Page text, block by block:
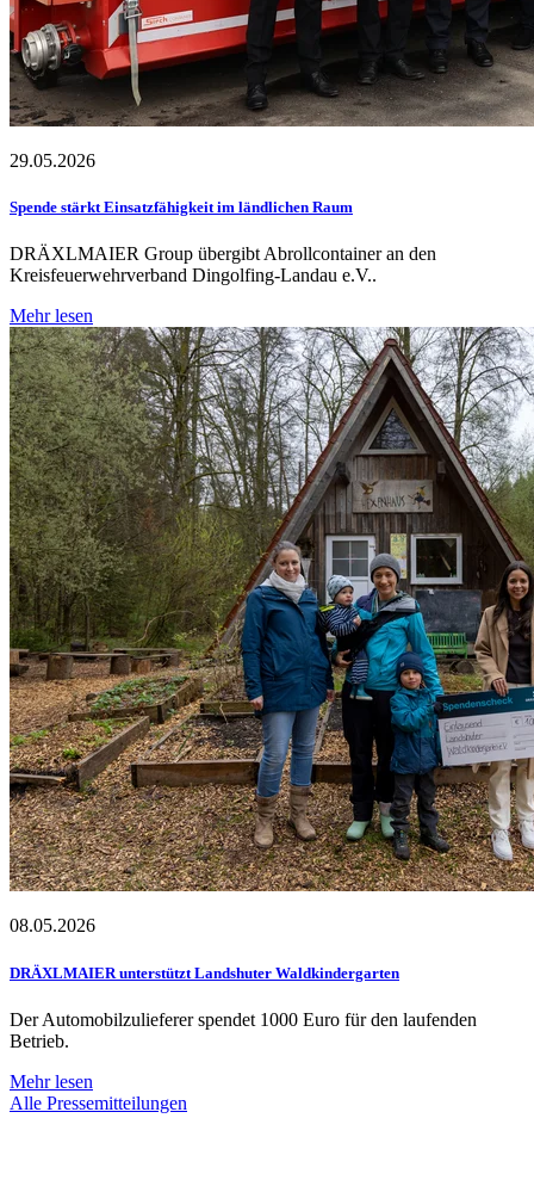
29.05.2026
Spende stärkt Einsatzfähigkeit im ländlichen Raum
DRÄXLMAIER Group übergibt Abrollcontainer an den
Kreisfeuerwehrverband Dingolfing-Landau e.V..
Mehr lesen
08.05.2026
DRÄXLMAIER unterstützt Landshuter Waldkindergarten
Der Automobilzulieferer spendet 1000 Euro für den laufenden
Betrieb.
Mehr lesen
Alle Pressemitteilungen